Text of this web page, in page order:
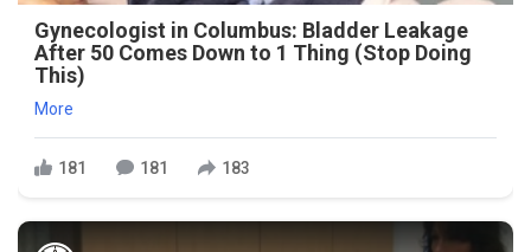
Gynecologist in Columbus: Bladder Leakage
After 50 Comes Down to 1 Thing (Stop Doing
This)
More
181 181 183